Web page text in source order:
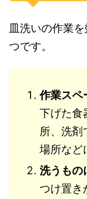
皿洗いの作業
つです。
作業スペ
下げた食
所、洗剤
場所など
洗うもの
つけ置き